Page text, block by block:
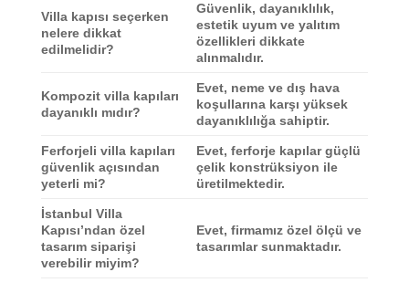
Villa kapısı seçerken
nelere dikkat
edilmelidir?
Güvenlik, dayanıklılık,
estetik uyum ve yalıtım
özellikleri dikkate
alınmalıdır.
Kompozit villa kapıları
dayanıklı mıdır?
Evet, neme ve dış hava
koşullarına karşı yüksek
dayanıklılığa sahiptir.
Ferforjeli villa kapıları
güvenlik açısından
yeterli mi?
Evet, ferforje kapılar güçlü
çelik konstrüksiyon ile
üretilmektedir.
İstanbul Villa
Kapısı’ndan özel
tasarım siparişi
verebilir miyim?
Evet, firmamız özel ölçü ve
tasarımlar sunmaktadır.